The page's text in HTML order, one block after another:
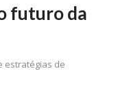
futuro da
estratégias de